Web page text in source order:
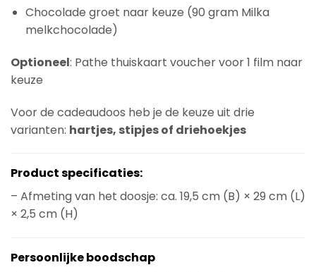
Chocolade groet naar keuze (90 gram Milka
melkchocolade)
Optioneel: Pathe thuiskaart voucher voor 1 film naar
keuze
Voor de cadeaudoos heb je de keuze uit drie
varianten: hartjes, stipjes of driehoekjes
Product specificaties:
– Afmeting van het doosje: ca. 19,5 cm (B) × 29 cm (L)
× 2,5 cm (H)
Persoonlijke boodschap